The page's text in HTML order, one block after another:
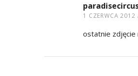
1 CZERWCA
ostatnie zdjęcie